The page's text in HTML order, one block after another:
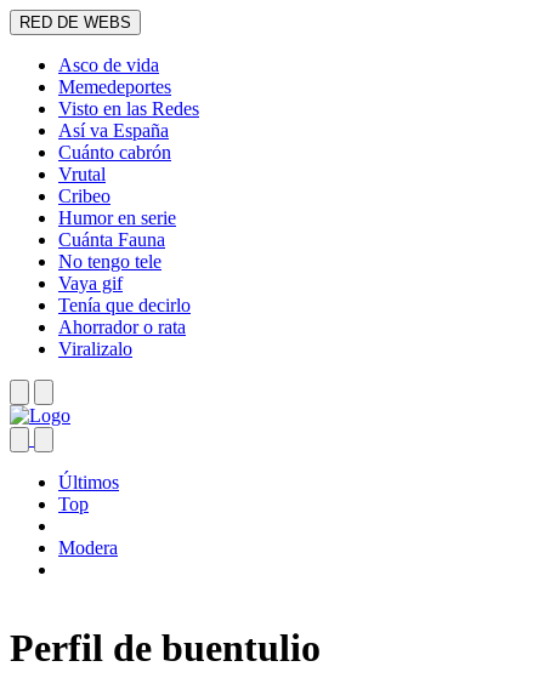
RED DE WEBS
Asco de vida
Memedeportes
Visto en las Redes
Así va España
Cuánto cabrón
Vrutal
Cribeo
Humor en serie
Cuánta Fauna
No tengo tele
Vaya gif
Tenía que decirlo
Ahorrador o rata
Viralizalo
Últimos
Top
Modera
Perfil de buentulio